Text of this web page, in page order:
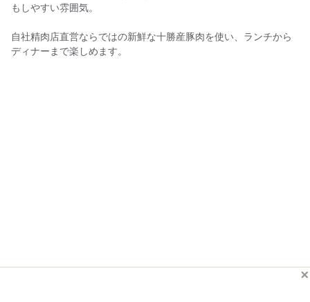
もしやすい雰囲気。
自社精肉店直営ならではの新鮮な十勝産豚肉を使い、ランチから
ディナーまで楽しめます。